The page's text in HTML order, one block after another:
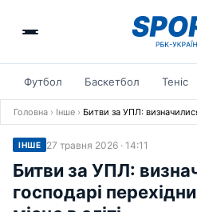
Футбол Баскетбол Теніс
Головна › Інше › Битви за УПЛ:
ІНШЕ 27 травня 2026 · 14:11
Битви за УПЛ:
господарі